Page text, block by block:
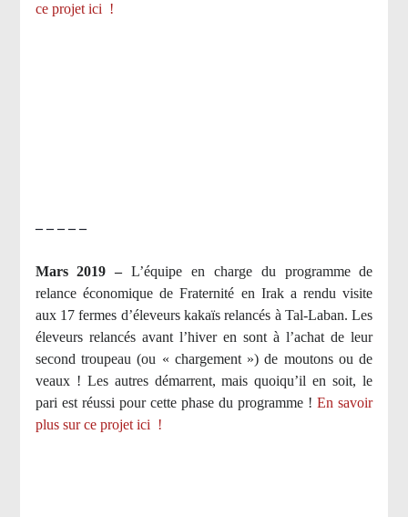
ce projet ici !
– – – – –
Mars 2019 –L’équipe en charge du programme de
relance économique de Fraternité en Irak a rendu visite
aux 17 fermes d’éleveurs kakaïs relancés à Tal-Laban. Les
éleveurs relancés avant l’hiver en sont à l’achat de leur
second troupeau (ou « chargement ») de moutons ou de
veaux ! Les autres démarrent, mais quoiqu’il en soit, le
pari est réussi pour cette phase du programme !En savoir
plus sur ce projet ici !